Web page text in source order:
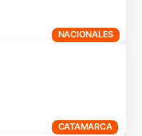
NACIONALES
CATAMARCA